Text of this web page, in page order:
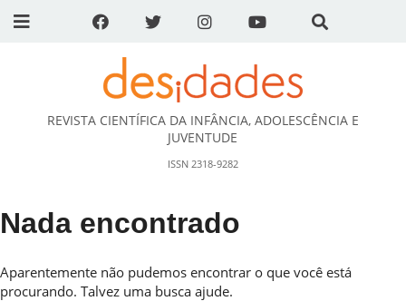
DESidades
REVISTA CIENTÍFICA DA INFÂNCIA, ADOLESCÊNCIA E
JUVENTUDE
ISSN 2318-9282
Nada encontrado
Aparentemente não pudemos encontrar o que você está
procurando. Talvez uma busca ajude.